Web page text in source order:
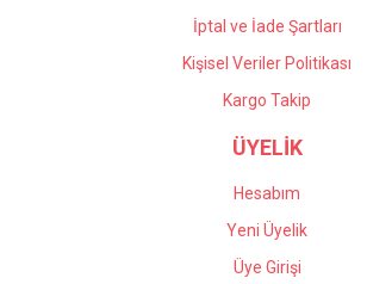
İptal ve İade Şartları
Kişisel Veriler Politikası
Kargo Takip
ÜYELİK
Hesabım
Yeni Üyelik
Üye Girişi